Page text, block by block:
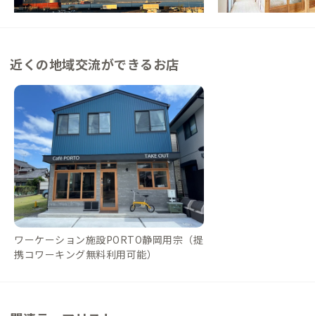
近くの地域交流ができるお店
ワーケーション施設PORTO静岡用宗（提
携コワーキング無料利用可能）